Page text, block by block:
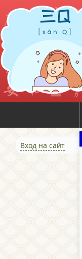
Вход на сайт